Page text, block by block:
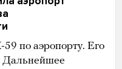
по аэропорту. Его
Дальнейшее